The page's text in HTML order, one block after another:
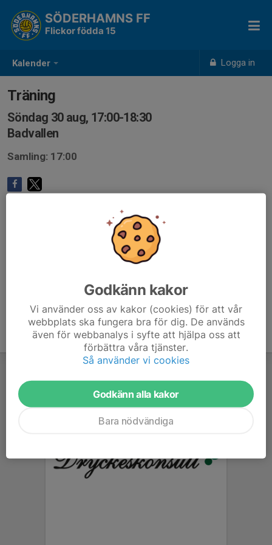
Kalender Logga in
SÖDERHAMNS FF
Flickor födda 15
Träning
Söndag 30 aug, 17:00-18:30
Badvallen
Samling: 17:00
Godkänn kakor
Vi använder oss av kakor (cookies) för att vår
webbplats ska fungera bra för dig. De används
även för webbanalys i syfte att hjälpa oss att
förbättra våra tjänster.
Så använder vi cookies
Godkänn alla kakor
Bara nödvändiga